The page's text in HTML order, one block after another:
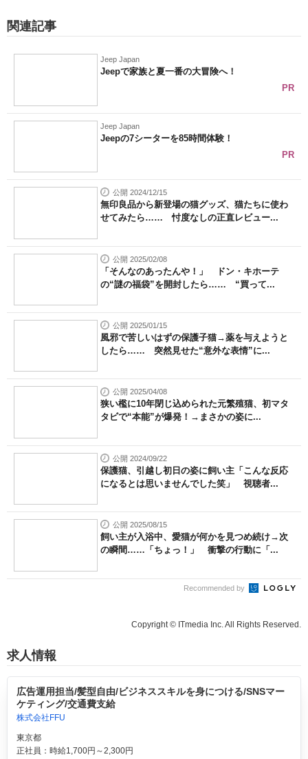
関連記事
Jeep Japan
Jeepで家族と夏一番の大冒険へ！
PR
Jeep Japan
Jeepの7シーターを85時間体験！
PR
公開 2024/12/15
無印良品から新登場の猫グッズ、猫たちに使わ
せてみたら…… 忖度なしの正直レビュー...
公開 2025/02/08
「そんなのあったんや！」 ドン・キホーテ
の“謎の福袋”を開封したら…… “買って...
公開 2025/01/15
風邪で苦しいはずの保護子猫→薬を与えようと
したら…… 突然見せた“意外な表情”に...
公開 2025/04/08
狭い檻に10年閉じ込められた元繁殖猫、初マタ
タビで“本能”が爆発！→まさかの姿に...
公開 2024/09/22
保護猫、引越し初日の姿に飼い主「こんな反応
になるとは思いませんでした笑」 視聴者...
公開 2025/08/15
飼い主が入浴中、愛猫が何かを見つめ続け→次
の瞬間……「ちょっ！」 衝撃の行動に「...
Recommended by
Copyright © ITmedia Inc. All Rights Reserved.
求人情報
広告運用担当/髪型自由/ビジネススキルを身につける/SNSマー
ケティング/交通費支給
株式会社FFU
東京都
正社員：時給1,700円～2,300円